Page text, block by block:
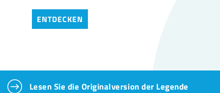
ENTDECKEN
Lesen Sie die Originalversion der Legende